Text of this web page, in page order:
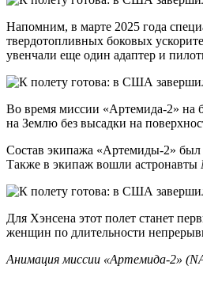
Напомним, в марте 2025 года
твердотопливных боковых
увенчали еще один адаптер и
Во время миссии «Артемида-2» на
на Землю без высадки на
Состав экипажа «Артемиды-2» был
Также в экипаж вошли астронавты
Для Хэнсена этот полет станет
женщин по длительности
Анимация миссии «Артемида-2»